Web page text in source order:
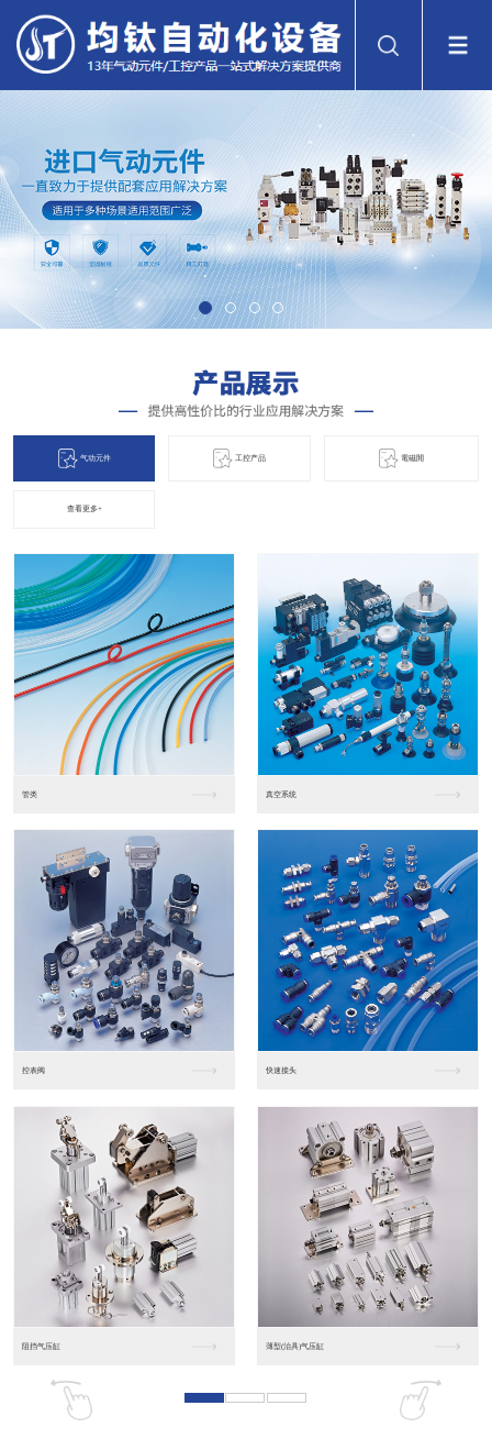
气动元件 工控产品 電磁閞
查看更多+
进口松下PLC2 进口松下PLC
东莞松下PLC 松下人机界面GT07
松下人机界面DP10... 数字光钎传感器FX-...